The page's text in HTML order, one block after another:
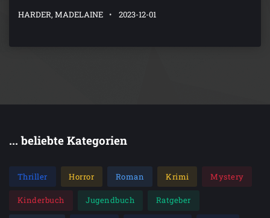
HARDER, MADELAINE 2023-12-01
... beliebte Kategorien
Thriller Horror Roman Krimi Mystery
Kinderbuch Jugendbuch Ratgeber